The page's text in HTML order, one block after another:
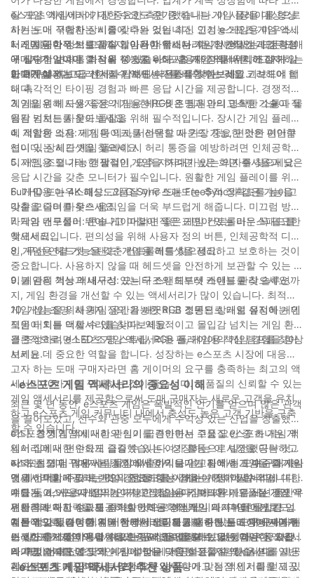
질 게임 액세서리에 대한 수요도 증가했습니다. 이 시장을 대상으로
하는 도매 구매자는 시중에 나와 있는 최신 인기 e스포츠 게임 액세
서리에 대한 정보를 계속 알아가야 합니다. 이 기사에서는 모든 도매
구매자가 알아야 할 상위 10가지 e스포츠 게임 액세서리에 대해 알
아보겠습니다.
e스포츠 게임에서 가장 중요한 측면 중 하나는 게임 플레이를 향상
시키는 데 적합한 장비를 갖추는 것입니다. 고성능 게임용 마우스부
터 인체공학적 키보드까지, 이러한 액세서리는 전반적인 게임 경험
에 상당한 변화를 가져올 수 있습니다. 홈 게이머를 유치하고자 하는
도매 구매자는 이러한 필수 액세서리를 비축하는 것을 고려해야 합
니다.
1. 게임용 마우스: 고품질 게임용 마우스는 게임의 정밀성과 정확성
에 필수적입니다. 최적의 성능을 위해 사용자 정의 버튼, 조절 가능
한 DPI 설정, 고급 센서가 탑재된 마우스를 찾아보세요.
2. 기계식 키보드: 기계식 키보드는 전통적인 멤브레인 키보드에 비
해 촉각적인 타이핑 경험과 빠른 응답 시간을 제공합니다. 경쟁적인
게임을 위해 사용자 정의 가능한 RGB 조명과 안티고스팅 기술이 적
용된 키보드를 찾아보세요.
3. 게임용 헤드셋: 좋은 게임용 헤드셋은 팀원과의 명확한 소통과 몰
입감 넘치는 사운드 품질을 위해 필수적입니다. 장시간 게임 플레이
에 적합한 소음 제거 마이크, 서라운드 사운드 기능, 편안한 이어쿠
션이 있는 헤드셋을 찾으세요.
4. 게임용 의자: 게임용 의자를 선택할 때 가장 중요한 것은 편안함
입니다. 장시간 게임 플레이 시 허리 통증을 예방하려면 인체공학적
디자인, 조절 가능한 팔걸이, 요추 지지대가 있는 의자를 찾으세요.
5. 게임용 모니터: 경쟁적인 게임을 하려면 높은 화면 주사율과 낮은
응답 시간을 갖춘 모니터가 필수입니다. 원활한 게임 플레이를 위해
Full HD 또는 4K 해상도와 G-Sync 또는 FreeSync와 같은 기능을
갖춘 모니터를 찾으세요.
6. 게임용 마우스패드: 고품질 마우스패드는 추적 정확도를 높이고
마찰을 줄여 마우스 움직임을 더욱 부드럽게 해줍니다. 미끄럼 방지
바닥과 내구성이 뛰어나고 마찰이 적은 표면이 있는 마우스패드를
찾으세요.
7. 게임 컨트롤러: 콘솔 게이머라면 좋은 게임 컨트롤러는 꼭 필요한
액세서리입니다. 편의성을 위해 사용자 정의 버튼, 인체공학적 디자
인, 무선 연결 기능을 갖춘 컨트롤러를 찾으세요.
8. 게임용 헤드셋 스탠드: 게임용 헤드셋을 정리하고 보호하는 것이
중요합니다. 사용하지 않을 때 헤드셋을 안전하게 보관할 수 있는 케
이블 관리 기능과 내구성 있는 구조의 헤드셋 스탠드를 찾으세요.
9. 게임용 책상 액세서리: 모니터 스탠드부터 케이블 관리 솔루션까
지, 게임 환경을 개선할 수 있는 액세서리가 많이 있습니다. 최적의
게임 성능을 위해 게임 공간을 깨끗하고 정돈된 상태로 유지하는 데
도움이 되는 액세서리를 찾아보세요.
10. 게임 조명: 사용자 정의 가능한 RGB 조명으로 게임 설정에 개인
적인 터치를 더할 수 있습니다. 역동적이고 몰입감 넘치는 게임 환경
을 조성하려면 LED 조명 스트립, RGB 팬, 게임용 책상 램프를 찾아
보세요.
결론적으로, e스포츠 게임 액세서리는 플레이어의 게임 경험을 향상
시키는 데 중요한 역할을 합니다. 성장하는 e스포츠 시장에 대응하
고자 하는 도매 구매자라면 홈 게이머의 요구를 충족하는 최고의 액
세서리 10가지를 구매하는 것이 좋습니다. 고품질의 신뢰할 수 있는
게임 액세서리를 제공함으로써 도매 구매자는 새로운 고객을 유치
하고 e스포츠 게임 커뮤니티 내에서 충성도 높은 고객 기반을 구축
할 수 있습니다.
- e스포츠 게임 액세서리의 중요성 이해
최근 몇 년 동안, e스포츠 게임은 폭발적인 인기를 얻으며 많은 관객
을 끌어모았고, 선수와 관중 모두에게 수익성 있는 산업을 창출했습
니다. 경쟁 게임에 대한 관심이 급증하면서 고품질 e스포츠 게임 액
세서리에 대한 수요도 급증했습니다. 성장하는 이 시장을 공략하고
자 하는 도매 구매자는 경쟁에서 앞서 나가기 위해 최고 수준의 게임
액세서리를 제공하는 것이 중요하다는 점을 이해해야 합니다.
e스포츠 게임 액세서리의 인기를 견인하는 주요 요인 중 하나는 게
임이 집에서 편안하게 즐길 수 있는 여가 활동으로 발전했다는 것입
니다. 점점 더 많은 사람들이 외출하기보다는 집에서 게임을 즐기는
것을 선택함에 따라, 게임 경험을 향상시키는 게임 액세서리에 대한
수요는 그 어느 때보다 높아지고 있습니다. 마라톤 게임 세션 동안
편안함과 지지력을 제공하는 인체공학적 게임 의자부터 몰입감 넘
치는 게임 플레이를 위해 선명한 오디오를 제공하는 고성능 게임 헤
드셋까지 게이머의 경험을 한 단계 끌어올릴 수 있는 다양한 액세서
리가 있습니다.
e스포츠 게임 액세서리 시장에서 이익을 얻고자 하는 도매 구매자라
면 게이머의 주요 트렌드와 선호도를 이해하는 것이 필수적입니다.
예를 들어, 사용자 정의가 가능한 게임용 키보드와 마우스는 경쟁 우
위를 확보하고 성과를 최적화하려는 경쟁적인 게이머들에게 큰 인
기를 얻고 있습니다. 이러한 액세서리를 사용하면 플레이어는 마우
스 감도를 조정하거나 키보드의 매크로를 프로그래밍하는 등 자신
의 특정 선호도에 맞게 게임 설정을 맞춤 설정할 수 있습니다.
게다가, e스포츠 게임의 인기가 점점 높아짐에 따라, 고품질 게임 액
세서리에 대한 수요도 증가할 것으로 예상됩니다. 다양한 선호도와
예산에 맞춰 다양한 게임 액세서리를 제공할 수 있는 도매 구매자는
이러한 추세를 이용할 수 있는 유리한 입장에 있을 것입니다. 고급
게이밍 의자를 열정적인 게이머에게 제공하든, 저렴한 옵션을 일반
게이머에게 제공하든, 다양한 요구와 취향에 맞는 액세서리를 제공
결론적으로, 경쟁 게임 시장에서 성공하고자 하는 도매 구매자에게
는 e스포츠 게임 액세서리의 중요성을 이해하는 것이 매우 중요합니
다. 게이머의 선호도와 예산에 맞는 다양한 고품질 액세서리를 제공
함으로써 도매 구매자는 경쟁에서 앞서 나가고 점점 인기를 얻고 있
- e스포츠 게임 액세서리 추천 상품